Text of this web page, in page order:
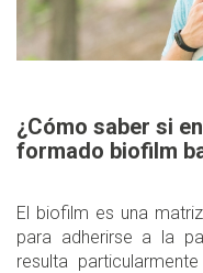
¿Cómo saber si
formado biofilm
El biofilm es una
para adherirse a la
resulta